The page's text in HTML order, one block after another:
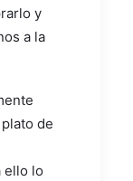
y
a la
de
ello lo